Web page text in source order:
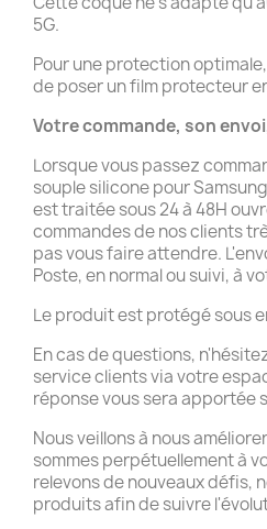
5G.
Pour une protection
de poser un film protecteur
Votre commande, son
Lorsque vous passez
souple silicone pour
est traitée sous 24 à 48H
commandes de nos clients
pas vous faire attendre.
Poste, en normal ou suivi, à
Le produit est protégé sous
En cas de questions,
service clients via votre
réponse vous sera apportée
Nous veillons à nous
sommes perpétuellement à
relevons de nouveaux défis,
produits afin de suivre